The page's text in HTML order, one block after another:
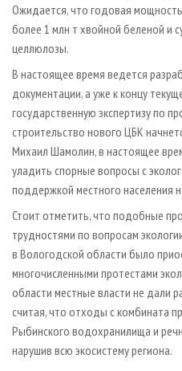
Ожидается, что годовая
более 1 млн т хвойной беленой и
целлюлозы.
В настоящее время ведется
документации, а уже к концу
государственную экспертизу по
строительство нового ЦБК
Михаил Шамолин, в настоящее
уладить спорные вопросы с
поддержкой местного населения
Стоит отметить, что подобные
трудностями по вопросам
в Вологодской области было
многочисленными протестами
области местные власти не дали
считая, что отходы с комбината
Рыбинского водохранилища и
нарушив всю экосистему региона.